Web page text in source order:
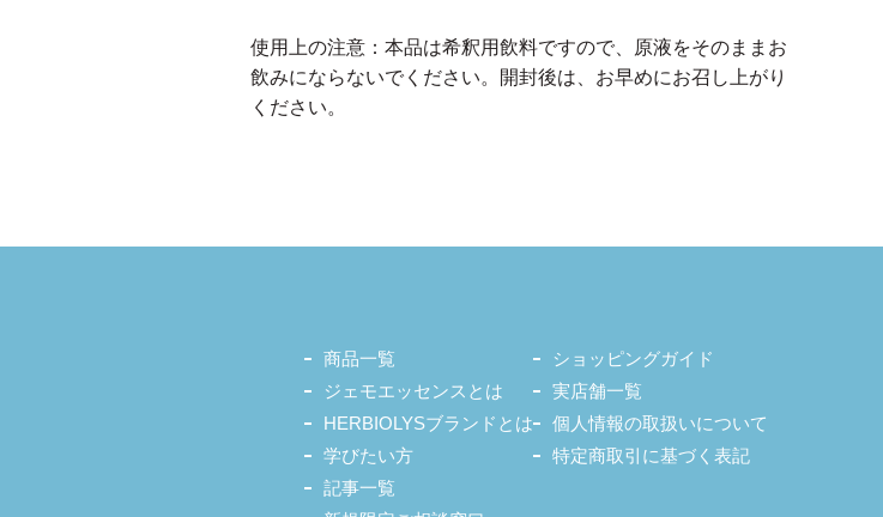
使用上の注意：本品は希釈用飲料ですので、原液をそのままお
飲みにならないでください。開封後は、お早めにお召し上がり
ください。
商品一覧
ジェモエッセンスとは
HERBIOLYSブランドとは
学びたい方
記事一覧
ショッピングガイド
実店舗一覧
個人情報の取扱いについて
特定商取引に基づく表記